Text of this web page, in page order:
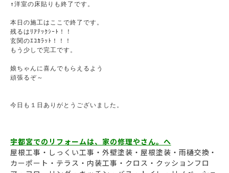
↑洋室の床貼りも終了です。
本日の施工はここで終了です。
残るはﾘｱﾃｯｸｼｰﾄ！！
玄関のｴｺｶﾗｯﾄ！！！
もう少しで完工です。
娘ちゃんに喜んでもらえるよう
頑張るぞ～
今日も１日ありがとうございました。
宇都宮でのリフォームは、家の修理やさん。へ
屋根工事・しっくい工事・外壁塗装・屋根塗装・雨樋交換・
カーポート・テラス・内装工事・クロス・クッションフロ